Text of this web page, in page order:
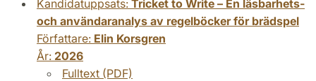
Kandidatuppsats: Tricket to Write – En läsbarhets-
och användaranalys av regelböcker för brädspel
Författare: Elin Korsgren
År: 2026
Fulltext (PDF)